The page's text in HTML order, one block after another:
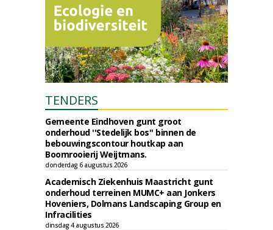
TENDERS
Gemeente Eindhoven gunt groot
onderhoud ''Stedelijk bos'' binnen de
bebouwingscontour houtkap aan
Boomrooierij Weijtmans.
donderdag 6 augustus 2026
Academisch Ziekenhuis Maastricht gunt
onderhoud terreinen MUMC+ aan Jonkers
Hoveniers, Dolmans Landscaping Group en
Infracilities
dinsdag 4 augustus 2026